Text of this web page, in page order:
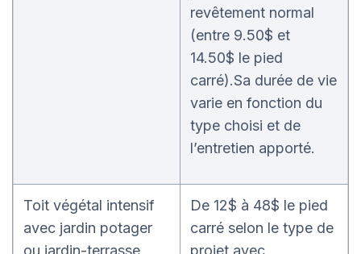
revêtement normal
(entre 9.50$ et
14.50$ le pied
carré).Sa durée de vie
varie en fonction du
type choisi et de
l’entretien apporté.
Toit végétal intensif
avec jardin potager
De 12$ à 48$ le pied
carré selon le type de